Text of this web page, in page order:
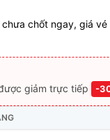
chưa chốt ngay, giá
giảm trực tiếp -